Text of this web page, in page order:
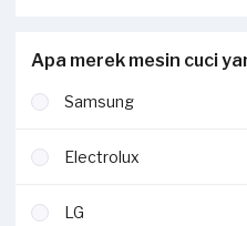
Apa merek mesin cuci
Samsung
Electrolux
LG